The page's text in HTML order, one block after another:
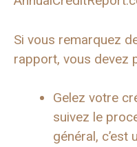
Si vous remarquez
rapport, vous devez
Gelez votre
suivez le
général, c’est